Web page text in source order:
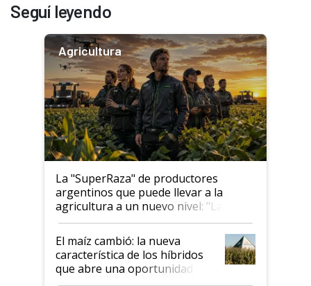
Seguí leyendo
Agricultura
La "SuperRaza" de productores
argentinos que puede llevar a la
agricultura a un nuevo nivel: "Las
posibilidades de crecimiento son
infinitas"
El maíz cambió: la nueva
característica de los híbridos
que abre una oportunidad en
el lote